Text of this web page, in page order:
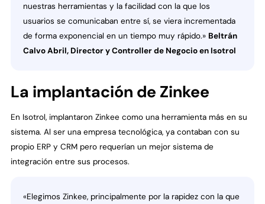
nuestras herramientas y la facilidad con la que los
usuarios se comunicaban entre sí, se viera incrementada
de forma exponencial en un tiempo muy rápido.» Beltrán
Calvo Abril, Director y Controller de Negocio en Isotrol
La implantación de Zinkee
En Isotrol, implantaron Zinkee como una herramienta más en su
sistema. Al ser una empresa tecnológica, ya contaban con su
propio ERP y CRM pero requerían un mejor sistema de
integración entre sus procesos.
«Elegimos Zinkee, principalmente por la rapidez con la que